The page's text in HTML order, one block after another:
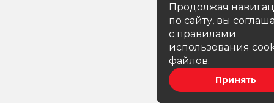
Продолжая
по сайту, вы
с правилами
использования
файлов.
Принять